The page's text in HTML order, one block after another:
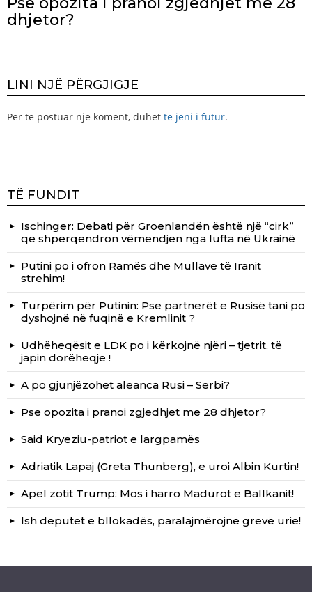
dhjetor?
LINI NJË PËRGJIGJE
Për të postuar një koment, duhet të jeni i futur.
TË FUNDIT
Ischinger: Debati për Groenlandën është një “cirk”
që shpërqendron vëmendjen nga lufta në Ukrainë
Putini po i ofron Ramës dhe Mullave të Iranit
strehim!
Turpërim për Putinin: Pse partnerët e Rusisë tani po
dyshojnë në fuqinë e Kremlinit ?
Udhëheqësit e LDK po i kërkojnë njëri – tjetrit, të
japin dorëheqje !
A po gjunjëzohet aleanca Rusi – Serbi?
Pse opozita i pranoi zgjedhjet me 28 dhjetor?
Said Kryeziu-patriot e largpamës
Adriatik Lapaj (Greta Thunberg), e uroi Albin Kurtin!
Apel zotit Trump: Mos i harro Madurot e Ballkanit!
Ish deputet e bllokadës, paralajmërojnë grevë urie!